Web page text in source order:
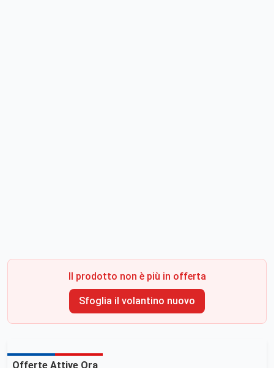
Il prodotto non è più in offerta
Sfoglia il volantino nuovo
Offerte Attive Ora